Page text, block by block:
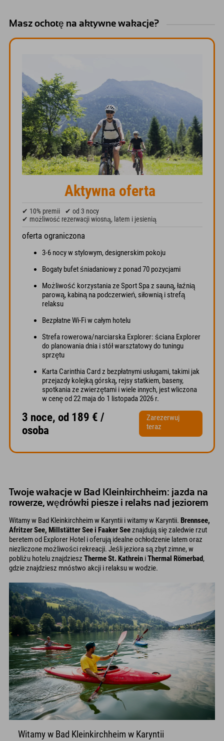
Masz ochotę na aktywne wakacje?
Aktywna oferta
✔ 10% premii
✔ od 3 nocy
✔ możliwość rezerwacji wiosną, latem i jesienią
oferta ograniczona
3-6 nocy w stylowym, designerskim pokoju
Bogaty bufet śniadaniowy z ponad 70 pozycjami
Możliwość korzystania ze Sport Spa z sauną, łaźnią
parową, kabiną na podczerwień, siłownią i strefą
relaksu
Bezpłatne Wi-Fi w całym hotelu
Strefa rowerowa/narciarska Explorer: ściana Explorer
do planowania dnia i stół warsztatowy do tuningu
sprzętu
Karta Carinthia Card z bezpłatnymi usługami, takimi jak
przejazdy kolejką górską, rejsy statkiem, baseny,
spotkania ze zwierzętami i wiele innych, jest wliczona
w cenę od 22 maja do 1 listopada 2026 r.
3 noce, od 189 € /
osoba
Zarezerwuj
teraz
Twoje wakacje w Bad Kleinkirchheim: jazda na
rowerze, wędrówki piesze i relaks nad jeziorem
Witamy w Bad Kleinkirchheim w Karyntii i witamy w Karyntii. Brennsee,
Afritzer See, Millstätter See i Faaker Seeznajdują się zaledwie rzut
beretem od Explorer Hotel i oferują idealne ochłodzenie latem oraz
niezliczone możliwości rekreacji. Jeśli jeziora są zbyt zimne, w
pobliżu hotelu znajdziesz Therme St. Kathrein iThermal Römerbad,
gdzie znajdziesz mnóstwo akcji i relaksu w wodzie.
Witamy w Bad Kleinkirchheim w Karyntii